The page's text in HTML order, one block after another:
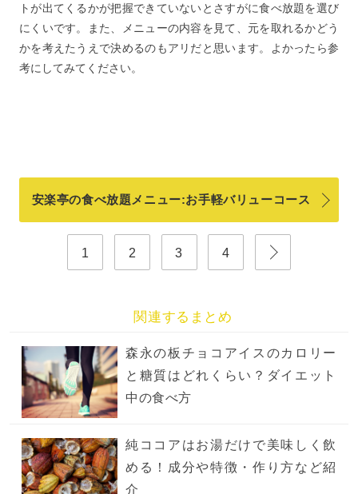
トが出てくるかが把握できていないとさすがに食べ放題を選び
にくいです。また、メニューの内容を見て、元を取れるかどう
かを考えたうえで決めるのもアリだと思います。よかったら参
考にしてみてください。
安楽亭の食べ放題メニュー:お手軽バリューコース
1 2 3 4
関連するまとめ
森永の板チョコアイスのカロリー
と糖質はどれくらい？ダイエット
中の食べ方
純ココアはお湯だけで美味しく飲
める！成分や特徴・作り方など紹
介